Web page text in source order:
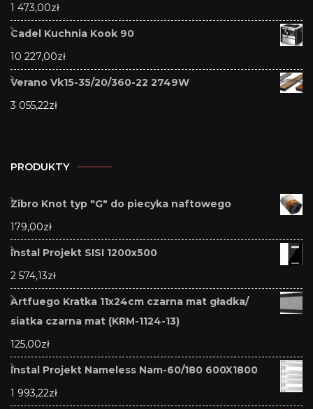
1 473,00zł
Cadel Kuchnia Kook 90
10 227,00zł
Verano Vk15-35/20/360-22 2749W
3 055,22zł
PRODUKTY
Zibro Knot typ "G" do piecyka naftowego
179,00zł
Instal Projekt SISI 1200x500
2 574,13zł
Artfuego Kratka 11x24cm czarna mat gładka/
siatka czarna mat (KRM-1124-13)
125,00zł
Instal Projekt Nameless Nam-60/180 600X1800
1 993,22zł